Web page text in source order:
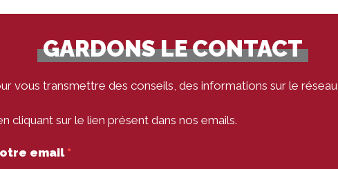
GARDONS LE CONTACT
vous transmettre des conseils, des informations sur le réseau
cliquant sur le lien présent dans nos emails.
email